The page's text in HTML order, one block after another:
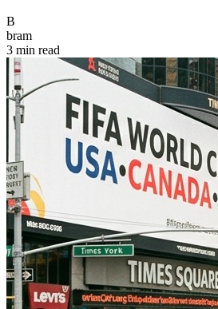
B
bram
3 min read